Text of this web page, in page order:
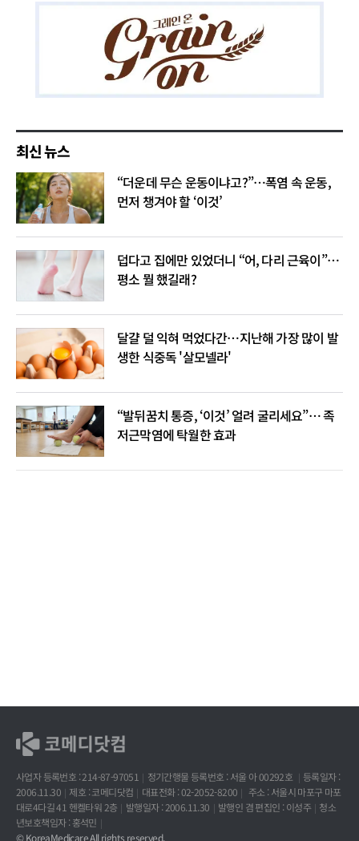
최신 뉴스
“더운데 무슨 운동이냐고?”…폭염 속 운동,
먼저 챙겨야 할 ‘이것’
덥다고 집에만 있었더니 “어, 다리 근육이”…
평소 뭘 했길래?
달걀 덜 익혀 먹었다간…지난해 가장 많이 발
생한 식중독 '살모넬라'
“발뒤꿈치 통증, ‘이것’ 얼려 굴리세요”… 족
저근막염에 탁월한 효과
사업자 등록번호 : 214-87-97051 정기간행물 등록번호 : 서울 아 00292호
등록일자 :
2006.11.30
제호 : 코메디닷컴 대표전화 : 02-2052-8200
주소 : 서울시 마포구 마포
대로4다길 41 헨켈타워 2층
발행일자 : 2006.11.30 발행인 겸 편집인 : 이성주
청소
년보호책임자 : 홍석민
© KoreaMedicare All rights reserved.